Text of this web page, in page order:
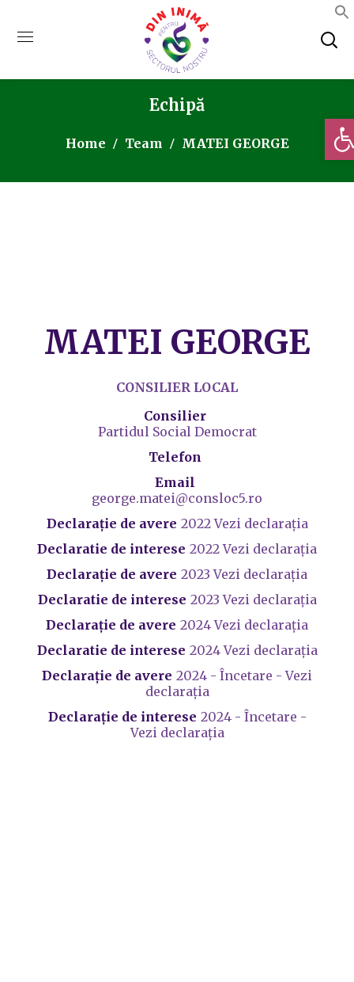
Echipă
Home Team MATEI GEORGE
MATEI GEORGE
CONSILIER LOCAL
Consilier
Partidul Social Democrat
Telefon
Email
george.matei@consloc5.ro
Declarație de avere 2022 Vezi declarația
Declaratie de interese 2022 Vezi declarația
Declarație de avere 2023 Vezi declarația
Declaratie de interese 2023 Vezi declarația
Declarație de avere 2024 Vezi declarația
Declaratie de interese 2024 Vezi declarația
Declarație de avere 2024 - Încetare - Vezi
declarația
Declarație de interese 2024 - Încetare -
Vezi declarația